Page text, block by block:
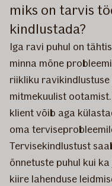
miks on tarvis
kindlustada?
Iga ravi puhul on
minna mõne
riikliku
mitmekuulist
klient võib aga
oma
Tervisekindlustust
õnnetuste puhul kui
kiire lahenduse